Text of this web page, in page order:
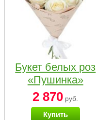
Букет белых роз
«Пушинка»
2 870 руб.
Купить